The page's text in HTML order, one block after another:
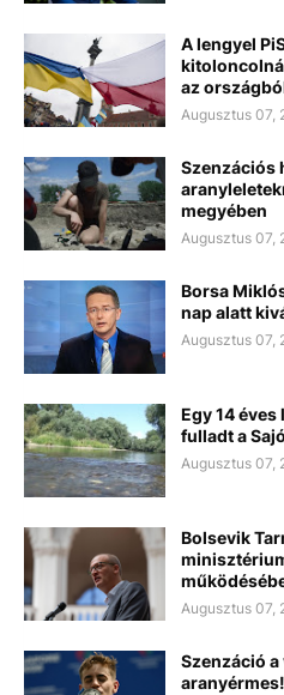
A lengyel
az
Augusztus 07,
Szenzációs
megyében
Augusztus 07,
Borsa
nap alatt
Augusztus 07,
Egy 14
fulladt a
Augusztus 07,
Bolsevik
Augusztus 07,
Szenzáció
aranyérmes!